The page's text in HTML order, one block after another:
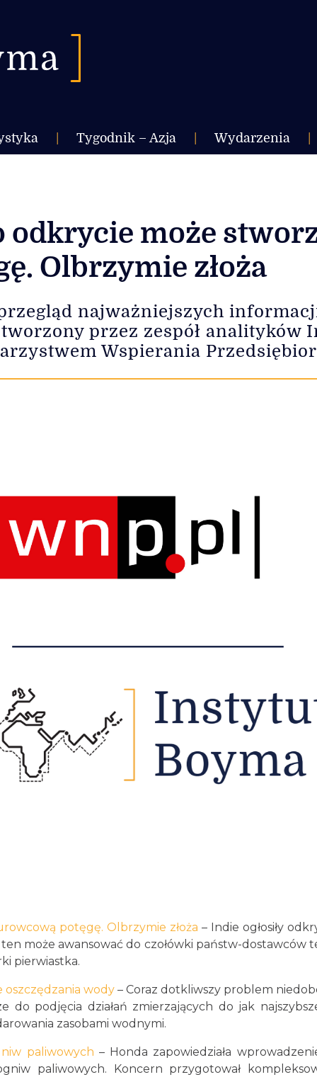
Tygodnik – Azja Wydarzenia
odkrycie może
Olbrzymie złoża
najważniejszych
przez zespół analityków
Wspierania
potęgę. Olbrzymie złoża – Indie ogłosiły
może awansować do czołówki państw-dostawców
pierwiastka.
wody – Coraz dotkliwszy problem
do podjęcia działań zmierzających do jak
zasobami wodnymi.
paliwowych – Honda zapowiedziała
paliwowych. Koncern przygotował